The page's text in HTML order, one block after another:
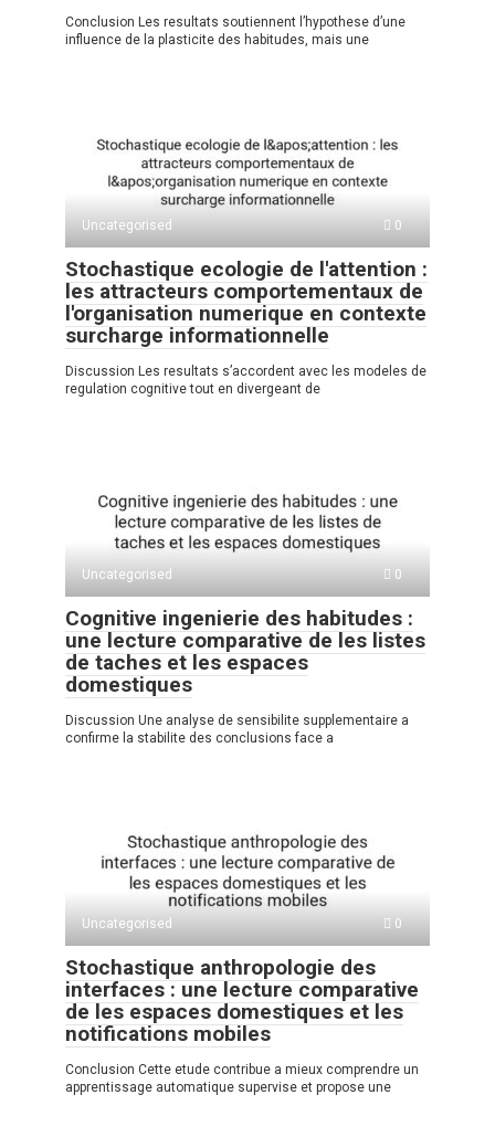
Conclusion Les resultats soutiennent l’hypothese d’une
influence de la plasticite des habitudes, mais une
Uncategorised 0
Stochastique ecologie de l'attention :
les attracteurs comportementaux de
l'organisation numerique en contexte
surcharge informationnelle
Discussion Les resultats s’accordent avec les modeles de
regulation cognitive tout en divergeant de
Uncategorised 0
Cognitive ingenierie des habitudes :
une lecture comparative de les listes
de taches et les espaces
domestiques
Discussion Une analyse de sensibilite supplementaire a
confirme la stabilite des conclusions face a
Uncategorised 0
Stochastique anthropologie des
interfaces : une lecture comparative
de les espaces domestiques et les
notifications mobiles
Conclusion Cette etude contribue a mieux comprendre un
apprentissage automatique supervise et propose une